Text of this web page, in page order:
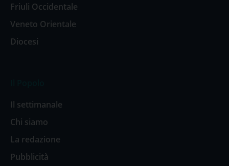
Friuli Occidentale
Veneto Orientale
Diocesi
Il settimanale
Chi siamo
La redazione
Pubblicità